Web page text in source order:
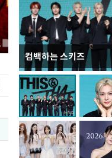
컴백하는 스키즈
지석천 뒤덮은 개구리